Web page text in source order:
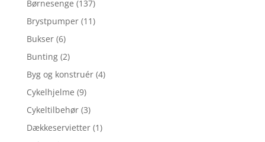
Børnesenge (137)
Brystpumper (11)
Bukser (6)
Bunting (2)
Byg og konstruér (4)
Cykelhjelme (9)
Cykeltilbehør (3)
Dækkeservietter (1)